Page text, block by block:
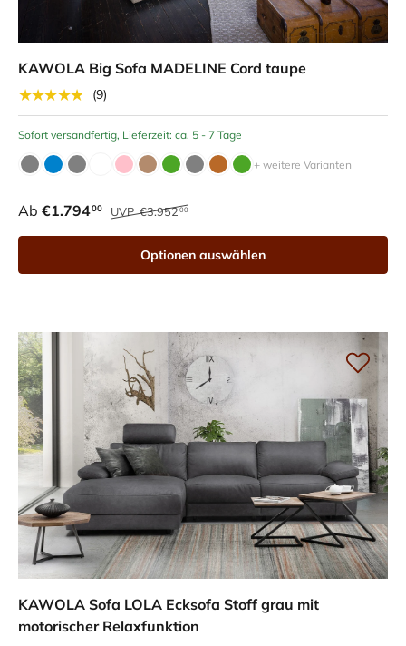
KAWOLA Big Sofa MADELINE Cord taupe
★★★★★
(9)
Sofort versandfertig, Lieferzeit: ca. 5 - 7 Tage
+ weitere Varianten
Ab €1.79400 UVP€3.95200
Optionen auswählen
KAWOLA Sofa LOLA Ecksofa Stoff grau mit
motorischer Relaxfunktion